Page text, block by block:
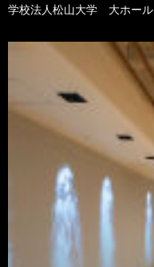
学校法人松山大学 大ホール